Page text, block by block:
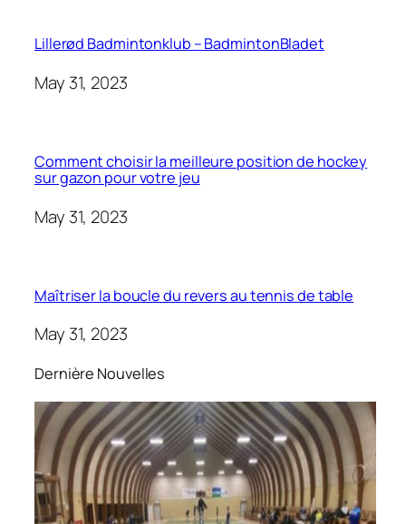
Lillerød Badmintonklub – BadmintonBladet
May 31, 2023
Comment choisir la meilleure position de hockey
sur gazon pour votre jeu
May 31, 2023
Maîtriser la boucle du revers au tennis de table
May 31, 2023
Dernière Nouvelles